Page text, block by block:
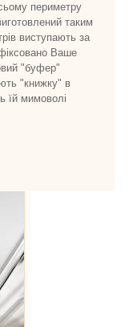
периметру
таким
виступають за
Ваше
"буфер"
"книжку" в
їй мимоволі